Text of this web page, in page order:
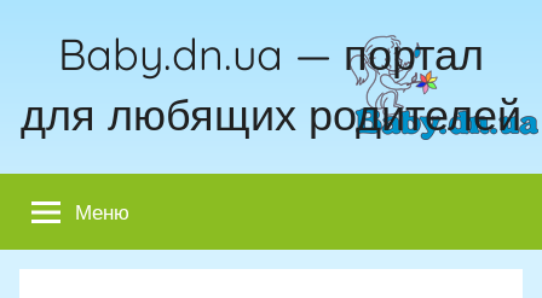
Baby.dn.ua — портал
для любящих родителей
Меню